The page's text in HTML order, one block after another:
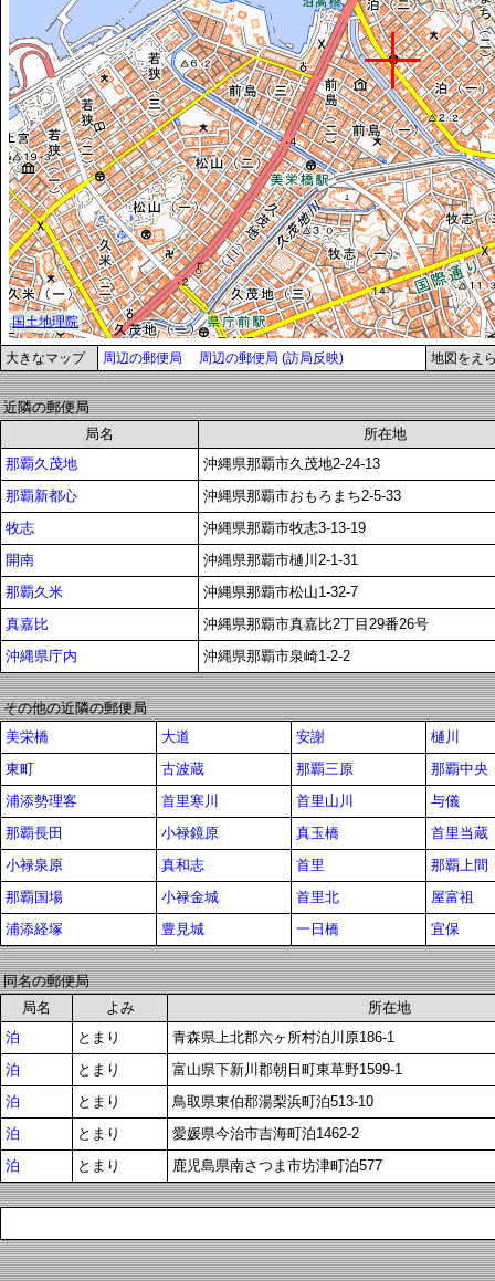
大きなマップ 周辺の郵便局 周辺の郵便局 (訪局反映) 地図をえ
近隣の郵便局
局名
所在地
那覇久茂地
沖縄県那覇市久茂地2-24-13
那覇新都心
沖縄県那覇市おもろまち2-5-33
牧志
沖縄県那覇市牧志3-13-19
開南
沖縄県那覇市樋川2-1-31
那覇久米
沖縄県那覇市松山1-32-7
真嘉比
沖縄県那覇市真嘉比2丁目29番26号
沖縄県庁内
沖縄県那覇市泉崎1-2-2
その他の近隣の郵便局
美栄橋
大道 安謝
樋川
東町
古波蔵 那覇三原
那覇中央
浦添勢理客
首里寒川 首里山川
与儀
那覇長田
小禄鏡原 真玉橋
首里当蔵
小禄泉原
真和志 首里
那覇上間
那覇国場
小禄金城 首里北
屋富祖
浦添経塚
豊見城 一日橋 宜保
同名の郵便局
局名
よみ
所在地
泊
とまり
青森県上北郡六ヶ所村泊川原186-1
泊
とまり
富山県下新川郡朝日町東草野1599-1
泊
とまり
鳥取県東伯郡湯梨浜町泊513-10
泊
とまり
愛媛県今治市吉海町泊1462-2
泊
とまり 鹿児島県南さつま市坊津町泊577